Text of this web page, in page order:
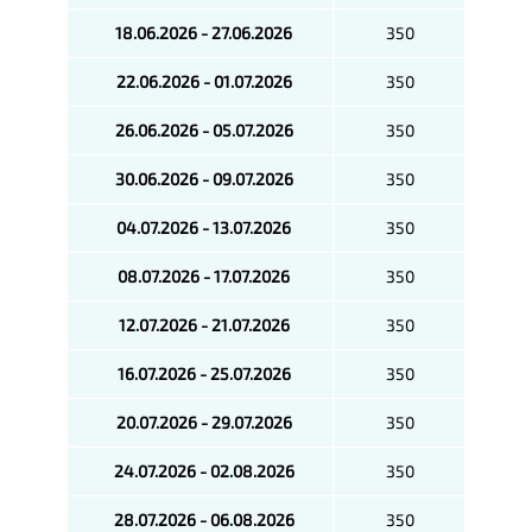
18.06.2026 - 27.06.2026 350
22.06.2026 - 01.07.2026 350
26.06.2026 - 05.07.2026 350
30.06.2026 - 09.07.2026 350
04.07.2026 - 13.07.2026 350
08.07.2026 - 17.07.2026 350
12.07.2026 - 21.07.2026 350
16.07.2026 - 25.07.2026 350
20.07.2026 - 29.07.2026 350
24.07.2026 - 02.08.2026 350
28.07.2026 - 06.08.2026 350